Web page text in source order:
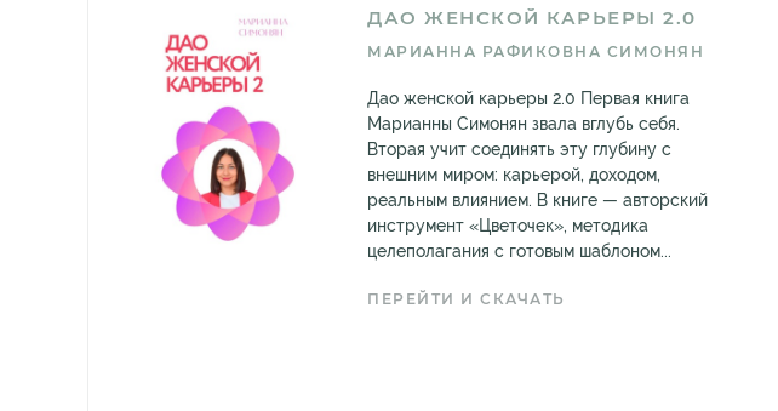
ДАО ЖЕНСКОЙ КАРЬЕРЫ 2.0
МАРИАННА РАФИКОВНА СИМОНЯН
Дао женской карьеры 2.0 Первая книга
Марианны Симонян звала вглубь себя.
Вторая учит соединять эту глубину с
внешним миром: карьерой, доходом,
реальным влиянием. В книге — авторский
инструмент «Цветочек», методика
целеполагания с готовым шаблоном...
ПЕРЕЙТИ И СКАЧАТЬ